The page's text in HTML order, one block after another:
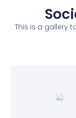
This is a gallery